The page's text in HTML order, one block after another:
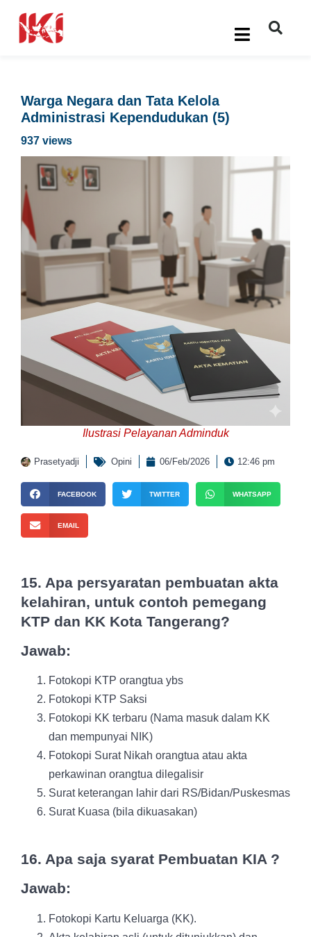
Warga Negara dan Tata Kelola
Administrasi Kependudukan (5)
937 views
Ilustrasi Pelayanan Adminduk
Prasetyadji Opini 06/Feb/2026 12:46 pm
FACEBOOK TWITTER WHATSAPP
EMAIL
15. Apa persyaratan pembuatan akta
kelahiran, untuk contoh pemegang
KTP dan KK Kota Tangerang?
Jawab:
Fotokopi KTP orangtua ybs
Fotokopi KTP Saksi
Fotokopi KK terbaru (Nama masuk dalam KK
dan mempunyai NIK)
Fotokopi Surat Nikah orangtua atau akta
perkawinan orangtua dilegalisir
Surat keterangan lahir dari RS/Bidan/Puskesmas
Surat Kuasa (bila dikuasakan)
16. Apa saja syarat Pembuatan KIA ?
Jawab:
Fotokopi Kartu Keluarga (KK).